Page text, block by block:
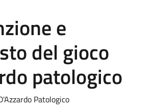
e
del gioco
patologico
Patologico